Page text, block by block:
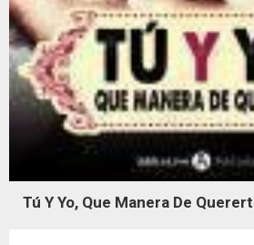
Tú Y Yo, Que Manera De